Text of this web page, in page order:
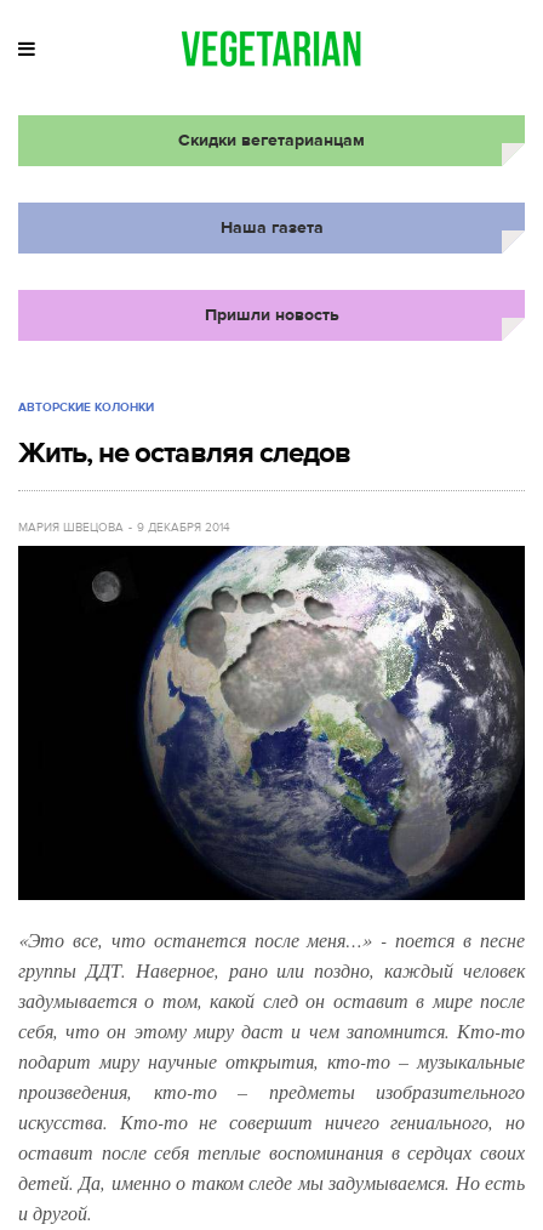
Скидки вегетарианцам
Наша газета
Пришли новость
АВТОРСКИЕ КОЛОНКИ
Жить, не оставляя следов
МАРИЯ ШВЕЦОВА 9 ДЕКАБРЯ 2014
«Это все, что останется после меня…» - поется в песне
группы ДДТ. Наверное, рано или поздно, каждый человек
задумывается о том, какой след он оставит в мире после
себя, что он этому миру даст и чем запомнится. Кто-то
подарит миру научные открытия, кто-то – музыкальные
произведения, кто-то – предметы изобразительного
искусства. Кто-то не совершит ничего гениального, но
оставит после себя теплые воспоминания в сердцах своих
детей. Да, именно о таком следе мы задумываемся. Но есть
и другой.